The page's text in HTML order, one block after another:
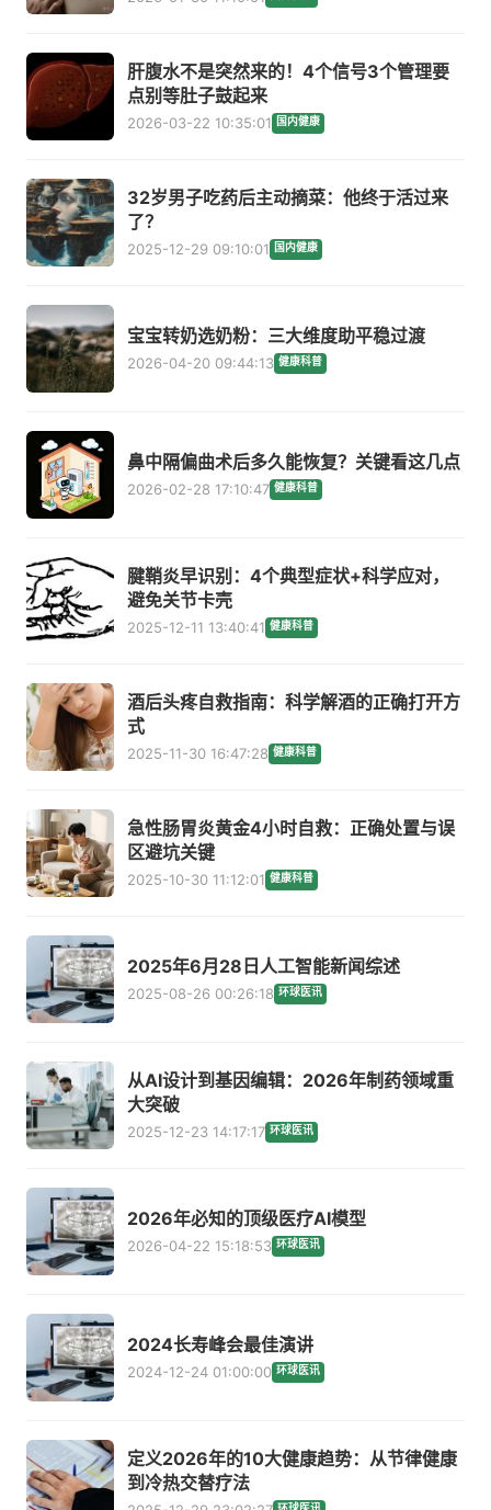
肝腹水不是突然来的！4个信号3个管理要
点别等肚子鼓起来
2026-03-22 10:35:01 国内健康
32岁男子吃药后主动摘菜：他终于活过来
了？
2025-12-29 09:10:01 国内健康
宝宝转奶选奶粉：三大维度助平稳过渡
2026-04-20 09:44:13 健康科普
鼻中隔偏曲术后多久能恢复？关键看这几点
2026-02-28 17:10:47 健康科普
腱鞘炎早识别：4个典型症状+科学应对，
避免关节卡壳
2025-12-11 13:40:41 健康科普
酒后头疼自救指南：科学解酒的正确打开方
式
2025-11-30 16:47:28 健康科普
急性肠胃炎黄金4小时自救：正确处置与误
区避坑关键
2025-10-30 11:12:01 健康科普
2025年6月28日人工智能新闻综述
2025-08-26 00:26:18 环球医讯
从AI设计到基因编辑：2026年制药领域重
大突破
2025-12-23 14:17:17 环球医讯
2026年必知的顶级医疗AI模型
2026-04-22 15:18:53 环球医讯
2024长寿峰会最佳演讲
2024-12-24 01:00:00 环球医讯
定义2026年的10大健康趋势：从节律健康
到冷热交替疗法